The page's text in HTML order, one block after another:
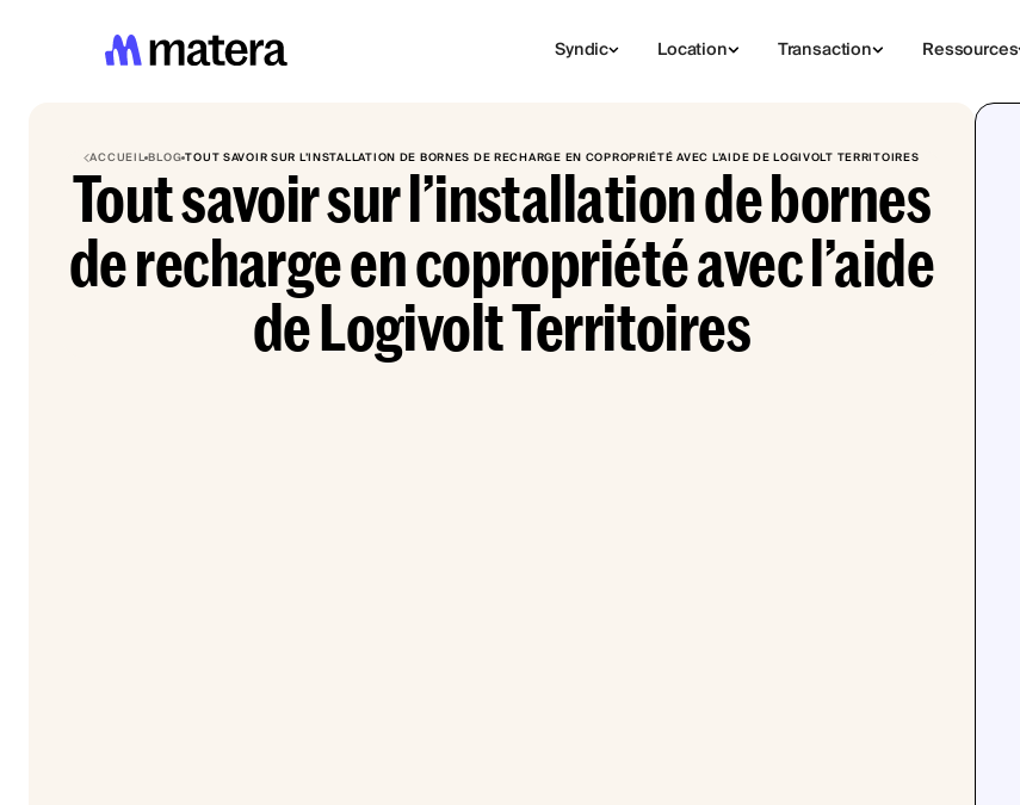
Syndic Location Transaction Ressources
ACCUEILBLOGTOUT SAVOIR SUR L’INSTALLATION DE BORNES DE RECHARGE EN COPROPRIÉTÉ AVEC L’AIDE DE LOGIVOLT TERRITOIRES
Tout savoir sur l’installation de bornes
de recharge en copropriété avec l’aide
de Logivolt Territoires